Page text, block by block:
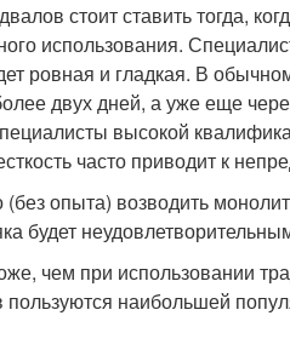
стоит ставить тогда,
использования.
ровная и гладкая. В
двух дней, а уже еще
высокой
часто приводит к
(без опыта) возводить
будет
чем при использовании
наибольшей